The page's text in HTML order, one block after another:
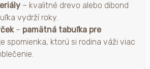
– kvalitné drevo alebo dibond
vydrží roky.
– pamätná tabuľka pre
je spomienka, ktorú si rodina váži viac